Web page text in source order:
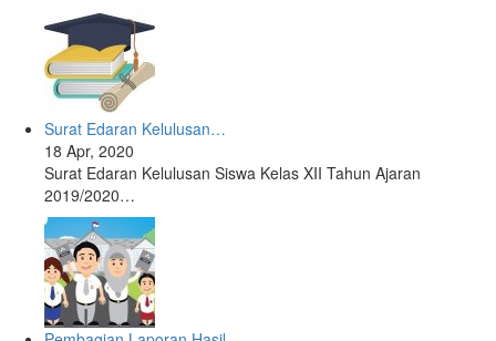
Surat Edaran Kelulusan…
18 Apr, 2020
Surat Edaran Kelulusan Siswa Kelas XII Tahun Ajaran
2019/2020…